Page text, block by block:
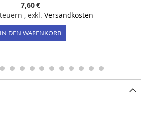
7,60 €
, exkl. Versandkosten
IN DEN WARENKORB